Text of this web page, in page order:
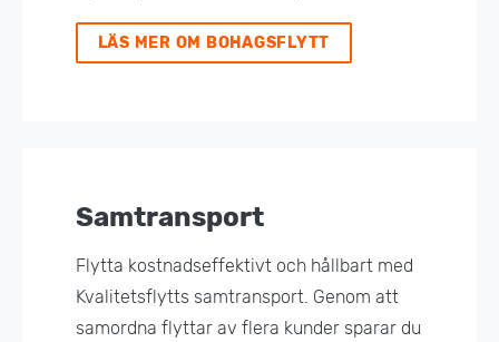
LÄS MER OM BOHAGSFLYTT
Samtransport
Flytta kostnadseffektivt och hållbart med
Kvalitetsflytts samtransport. Genom att
samordna flyttar av flera kunder sparar du